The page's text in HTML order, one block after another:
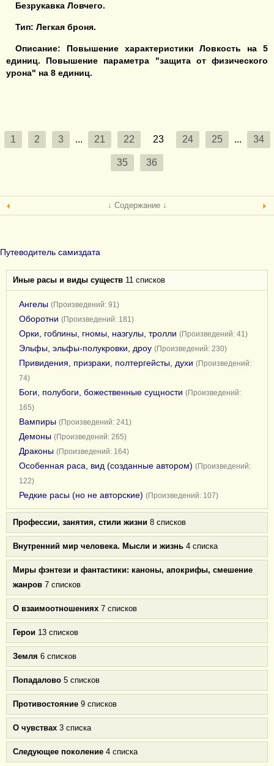
Безрукавка Ловчего.
Тип: Легкая броня.
Описание:
Повышение характеристики Ловкость на 5
единиц.
Повышение параметра "защита от физического
урона" на 8 единиц.
1 2 3 ... 21 22 23 24 25 ... 34
35 36
↓ Содержание ↓
Путеводитель самиздата
Иные расы и виды существ 11 списков
Ангелы (Произведений: 91)
Оборотни (Произведений: 181)
Орки, гоблины, гномы, назгулы, тролли (Произведений: 41)
Эльфы, эльфы-полукровки, дроу (Произведений: 230)
Привидения, призраки, полтергейсты, духи (Произведений:
74)
Боги, полубоги, божественные сущности (Произведений:
165)
Вампиры (Произведений: 241)
Демоны (Произведений: 265)
Драконы (Произведений: 164)
Особенная раса, вид (созданные автором) (Произведений:
122)
Редкие расы (но не авторские) (Произведений: 107)
Профессии, занятия, стили жизни 8 списков
Внутренний мир человека. Мысли и жизнь 4 списка
Миры фэнтези и фантастики: каноны, апокрифы, смешение
жанров 7 списков
О взаимоотношениях 7 списков
Герои 13 списков
Земля 6 списков
Попадалово 5 списков
Противостояние 9 списков
О чувствах 3 списка
Следующее поколение 4 списка